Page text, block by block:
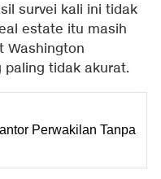
survei kali ini tidak
estate itu masih
Washington
paling tidak akurat.
Perwakilan Tanpa